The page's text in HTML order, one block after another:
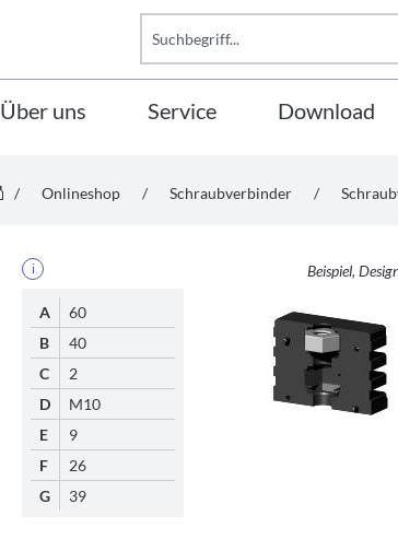
Über uns Service Download
/ Onlineshop / Schraubverbinder /
i
A
60
B
40
C
2
D
M10
E
9
F
26
G
39
Beispiel,